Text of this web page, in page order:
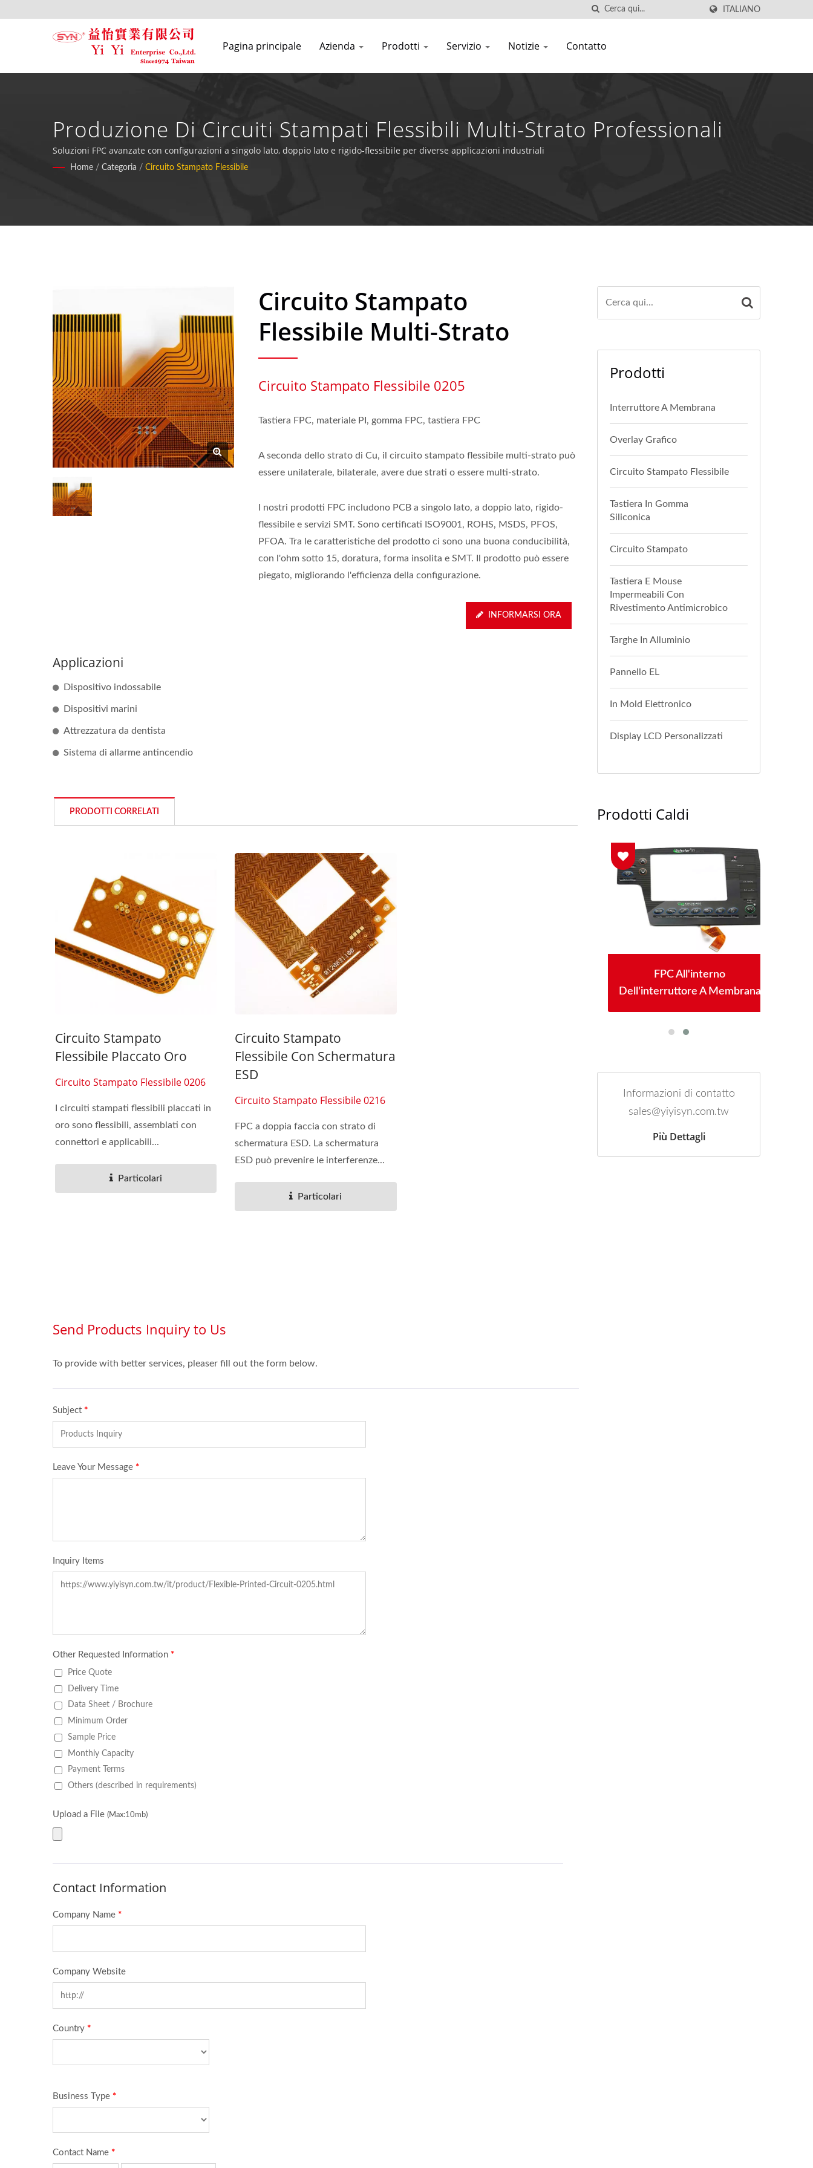
ITALIANO
Pagina principale Azienda Prodotti Servizio Notizie Contatto
Produzione Di Circuiti Stampati Flessibili Multi-Strato Professionali
Soluzioni FPC avanzate con configurazioni a singolo lato, doppio lato e rigido-flessibile per diverse applicazioni industriali
Home / Categoria / Circuito Stampato Flessibile
Circuito Stampato
Flessibile Multi-Strato
Circuito Stampato Flessibile 0205
Tastiera FPC, materiale PI, gomma FPC, tastiera FPC
A seconda dello strato di Cu, il circuito stampato flessibile multi-strato può
essere unilaterale, bilaterale, avere due strati o essere multi-strato.
I nostri prodotti FPC includono PCB a singolo lato, a doppio lato, rigido-
flessibile e servizi SMT. Sono certificati ISO9001, ROHS, MSDS, PFOS,
PFOA. Tra le caratteristiche del prodotto ci sono una buona conducibilità,
con l'ohm sotto 15, doratura, forma insolita e SMT. Il prodotto può essere
piegato, migliorando l'efficienza della configurazione.
INFORMARSI ORA
Applicazioni
Dispositivo indossabile
Dispositivi marini
Attrezzatura da dentista
Sistema di allarme antincendio
PRODOTTI CORRELATI
Circuito Stampato
Flessibile Placcato Oro
Circuito Stampato Flessibile 0206
I circuiti stampati flessibili placcati in
oro sono flessibili, assemblati con
connettori e applicabili...
Particolari
Circuito Stampato
Flessibile Con Schermatura
ESD
Circuito Stampato Flessibile 0216
FPC a doppia faccia con strato di
schermatura ESD. La schermatura
ESD può prevenire le interferenze...
Particolari
Prodotti
Interruttore A Membrana
Overlay Grafico
Circuito Stampato Flessibile
Tastiera In Gomma
Siliconica
Circuito Stampato
Tastiera E Mouse
Impermeabili Con
Rivestimento Antimicrobico
Targhe In Alluminio
Pannello EL
In Mold Elettronico
Display LCD Personalizzati
Prodotti Caldi
Interruttore A Membrana Con
Display A Sette Segmenti
FPC All'interno
Dell'interruttore A Membrana
FPC All'interno
Dell'interruttore A Membrana
Informazioni di contatto
sales@yiyisyn.com.tw
Più Dettagli